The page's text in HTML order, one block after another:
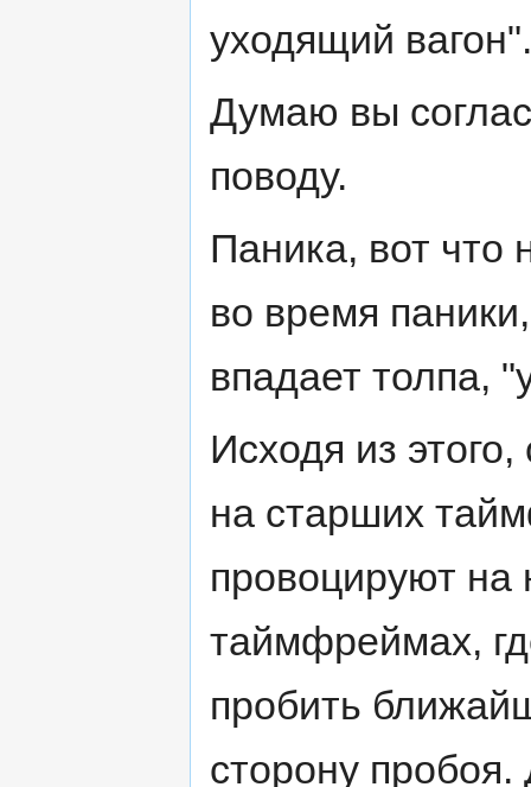
уходящий вагон".
Думаю вы
поводу.
Паника, вот
во время
впадает толпа,
Исходя из
на старших
провоцируют на
таймфреймах,
пробить
сторону